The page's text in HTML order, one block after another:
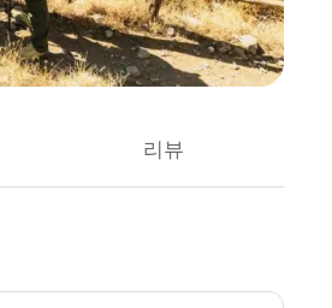
리뷰